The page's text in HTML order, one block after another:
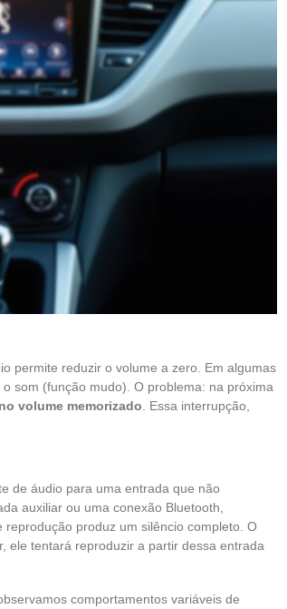
permite reduzir o volume a zero. Em algumas
som (função mudo). O problema: na próxima
volume memorizado . Essa interrupção,
de áudio para uma entrada que não
auxiliar ou uma conexão Bluetooth,
produz um silêncio completo. O
ele tentará reproduzir a partir dessa entrada
comportamentos variáveis de